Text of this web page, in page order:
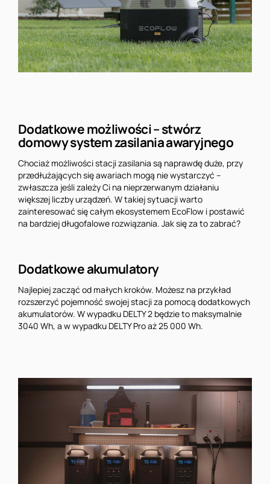
Dodatkowe możliwości – stwórz
domowy system zasilania awaryjnego
Chociaż możliwości stacji zasilania są naprawdę duże, przy
przedłużających się awariach mogą nie wystarczyć –
zwłaszcza jeśli zależy Ci na nieprzerwanym działaniu
większej liczby urządzeń. W takiej sytuacji warto
zainteresować się całym ekosystemem EcoFlow i postawić
na bardziej długofalowe rozwiązania. Jak się za to zabrać?
Dodatkowe akumulatory
Najlepiej zacząć od małych kroków. Możesz na przykład
rozszerzyć pojemność swojej stacji za pomocą dodatkowych
akumulatorów. W wypadku DELTY 2 będzie to maksymalnie
3040 Wh, a w wypadku DELTY Pro aż 25 000 Wh.